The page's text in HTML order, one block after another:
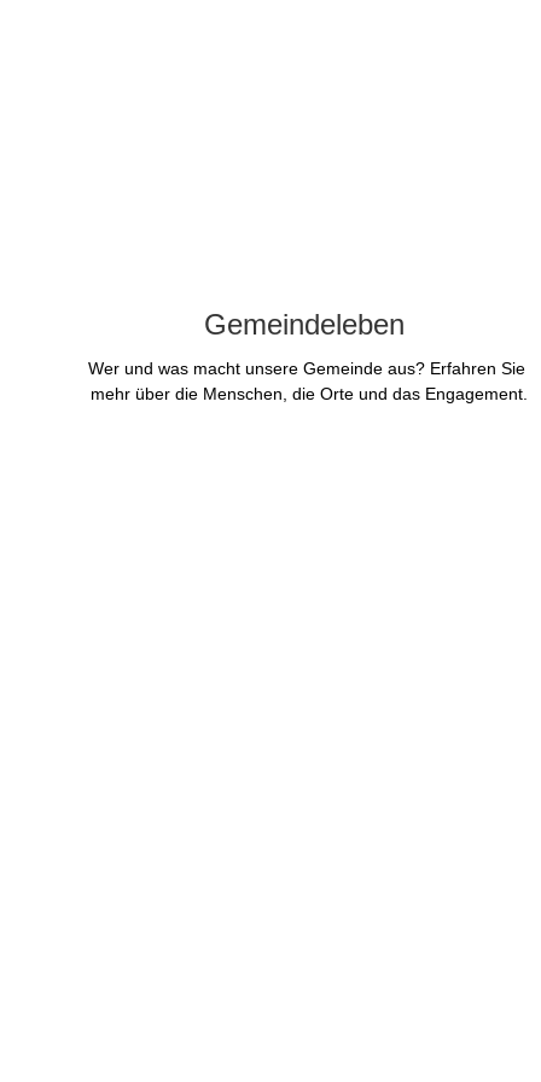
Gemeindeleben
Wer und was macht unsere Gemeinde aus? Erfahren Sie
mehr über die Menschen, die Orte und das Engagement.